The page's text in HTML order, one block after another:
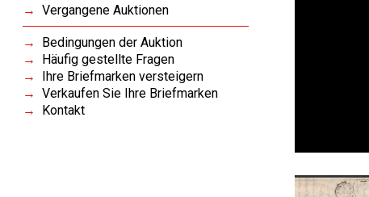
Vergangene Auktionen
Bedingungen der Auktion
Häufig gestellte Fragen
Ihre Briefmarken versteigern
Verkaufen Sie Ihre Briefmarken
Kontakt